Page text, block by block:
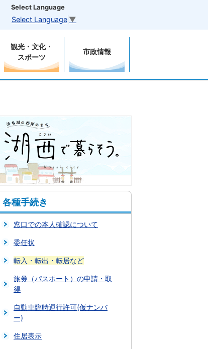
Select Language
Select Language ▼
観光・文化・
スポーツ
市政情報
各種手続き
窓口での本人確認について
委任状
転入・転出・転居など
旅券（パスポート）の申請・取
得
自動車臨時運行許可(仮ナンバ
ー)
住居表示